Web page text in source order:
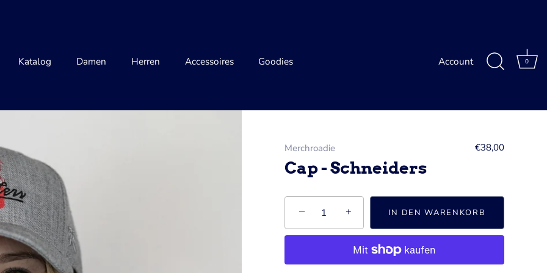
Katalog Damen Herren Accessoires Goodies Account 0
Merchroadie €38,00
Cap - Schneiders
− + IN DEN WARENKORB